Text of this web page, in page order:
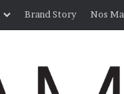
Brand Story Nos